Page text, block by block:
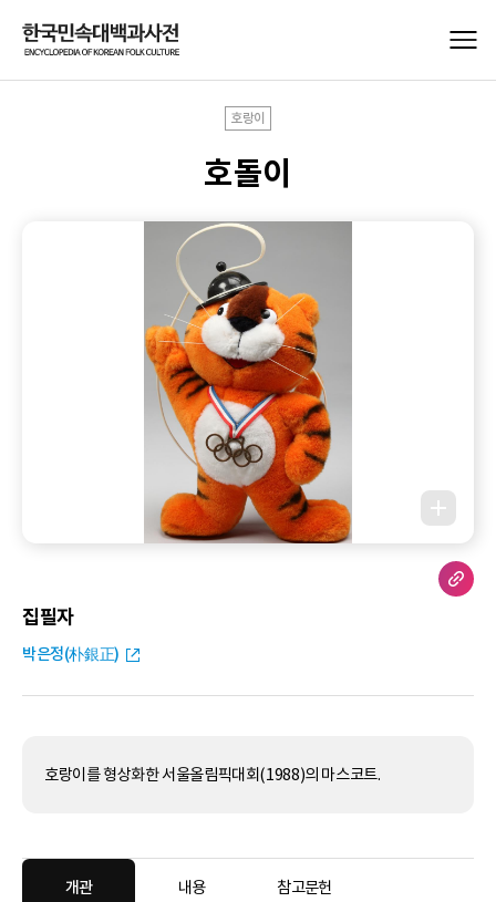
호랑이
호돌이
집필자
박은정(朴銀正)
호랑이를 형상화한 서울올림픽대회(1988)의 마스코트.
개관 내용 참고문헌